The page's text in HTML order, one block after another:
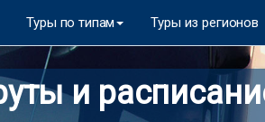
Туры по типам Туры из регионов
и